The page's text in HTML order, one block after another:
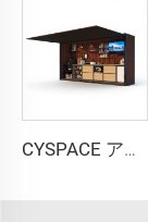
CYSPACE アウトドアキッチン